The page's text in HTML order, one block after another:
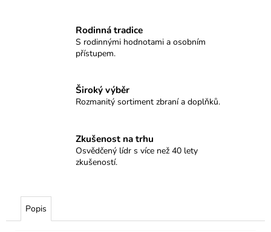
Rodinná tradice
S rodinnými hodnotami a osobním
přístupem.
Široký výběr
Rozmanitý sortiment zbraní a doplňků.
Zkušenost na trhu
Osvědčený lídr s více než 40 lety
zkušeností.
Popis